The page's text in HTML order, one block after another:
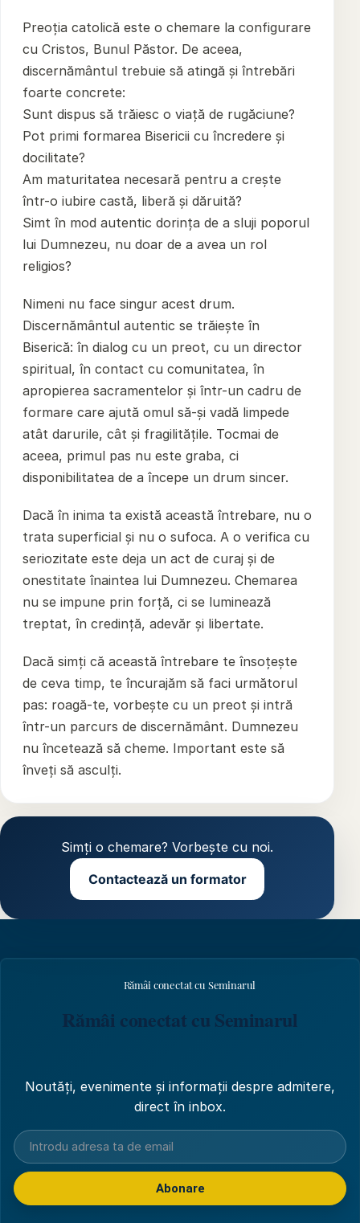
Preoția catolică este o chemare la configurare
cu Cristos, Bunul Păstor. De aceea,
discernământul trebuie să atingă și întrebări
foarte concrete:
Sunt dispus să trăiesc o viață de rugăciune?
Pot primi formarea Bisericii cu încredere și
docilitate?
Am maturitatea necesară pentru a crește
într-o iubire castă, liberă și dăruită?
Simt în mod autentic dorința de a sluji poporul
lui Dumnezeu, nu doar de a avea un rol
religios?
Nimeni nu face singur acest drum.
Discernământul autentic se trăiește în
Biserică: în dialog cu un preot, cu un director
spiritual, în contact cu comunitatea, în
apropierea sacramentelor și într-un cadru de
formare care ajută omul să-și vadă limpede
atât darurile, cât și fragilitățile. Tocmai de
aceea, primul pas nu este graba, ci
disponibilitatea de a începe un drum sincer.
Dacă în inima ta există această întrebare, nu o
trata superficial și nu o sufoca. A o verifica cu
seriozitate este deja un act de curaj și de
onestitate înaintea lui Dumnezeu. Chemarea
nu se impune prin forță, ci se luminează
treptat, în credință, adevăr și libertate.
Dacă simți că această întrebare te însoțește
de ceva timp, te încurajăm să faci următorul
pas: roagă-te, vorbește cu un preot și intră
într-un parcurs de discernământ. Dumnezeu
nu încetează să cheme. Important este să
înveți să asculți.
Simți o chemare? Vorbește cu noi.
Contactează un formator
Rămâi conectat cu Seminarul
Rămâi conectat cu Seminarul
Noutăți, evenimente și informații despre admitere,
direct în inbox.
Abonare